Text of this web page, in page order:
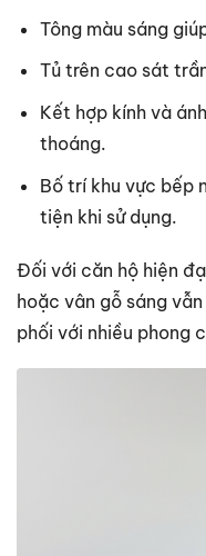
Tông màu sáng
Tủ trên cao sát
Kết hợp kính và
thoáng.
Bố trí khu vực bếp
tiện khi sử dụng.
Đối với căn hộ hiện
hoặc vân gỗ sáng
phối với nhiều phong